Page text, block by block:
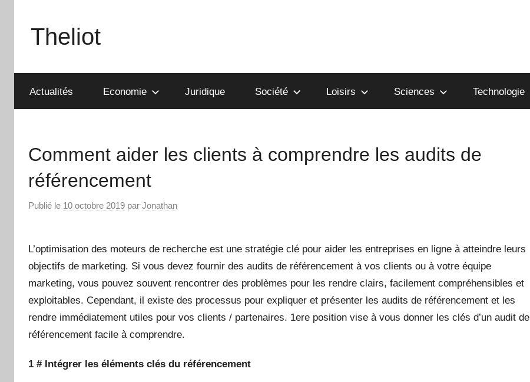
contenu
Theliot
Actualités Economie Juridique Société Loisirs Sciences Technologie
Comment aider les clients à comprendre les audits de
référencement
Publié le 10 octobre 2019 par Jonathan
L’optimisation des moteurs de recherche est une stratégie clé pour aider les entreprises en ligne à atteindre leurs
objectifs de marketing. Si vous devez fournir des audits de référencement à vos clients ou à votre équipe
marketing, vous pouvez souvent rencontrer des problèmes pour les rendre clairs, facilement compréhensibles et
exploitables. Cependant, il existe des processus pour expliquer et présenter les audits de référencement et les
rendre immédiatement utiles pour vos clients / partenaires. 1ere position vise à vous donner les clés d’un audit de
référencement facile à comprendre.
1 # Intégrer les éléments clés du référencement